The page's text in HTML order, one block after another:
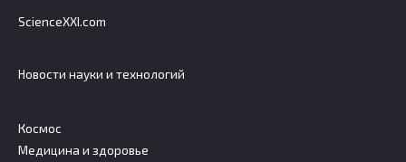
ScienceXXI.com
Новости науки и технологий
Космос
Медицина и здоровье